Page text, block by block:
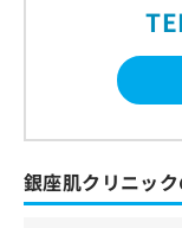
銀座肌クリニッ